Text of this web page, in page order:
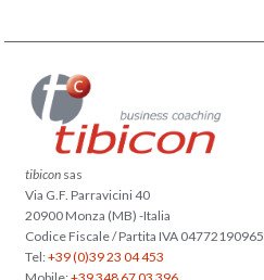
tibicon sas
Via G.F. Parravicini 40
20900 Monza (MB) -Italia
Codice Fiscale / Partita IVA 04772190965
Tel:+39 (0)39 23 04 453